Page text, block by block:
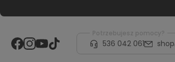
Potrzebujesz pomocy?
536 042 061